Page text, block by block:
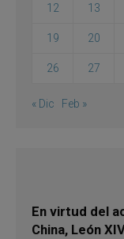
12 13
19 20
26 27
« Dic Feb »
En virtud del
China, León